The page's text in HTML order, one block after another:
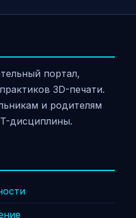
портал,
3D-печати.
и родителям
дисциплины.